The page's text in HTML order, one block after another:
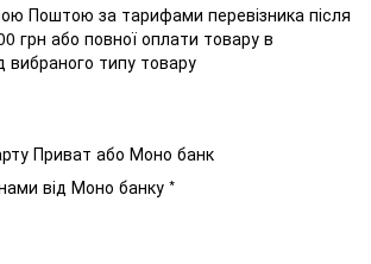
Поштою за тарифами перевізника після
грн або повної оплати товару в
вибраного типу товару
Приват або Моно банк
від Моно банку *